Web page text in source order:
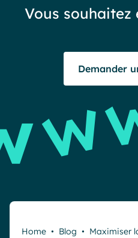
Vous souhaitez
Demander
Home • Blog • Maximiser